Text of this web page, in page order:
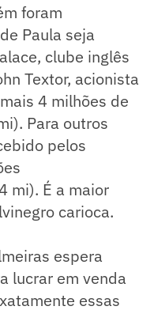
foram
Paula seja
clube inglês
Textor, acionista
4 milhões de
Para outros
pelos
mi). É a maior
carioca.
espera
lucrar em venda
essas